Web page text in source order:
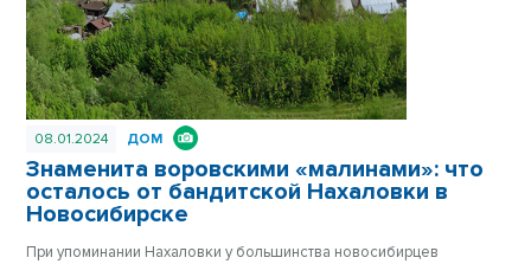
08.01.2024 ДОМ
Знаменита воровскими «малинами»: что
осталось от бандитской Нахаловки в
Новосибирске
При упоминании Нахаловки у большинства новосибирцев